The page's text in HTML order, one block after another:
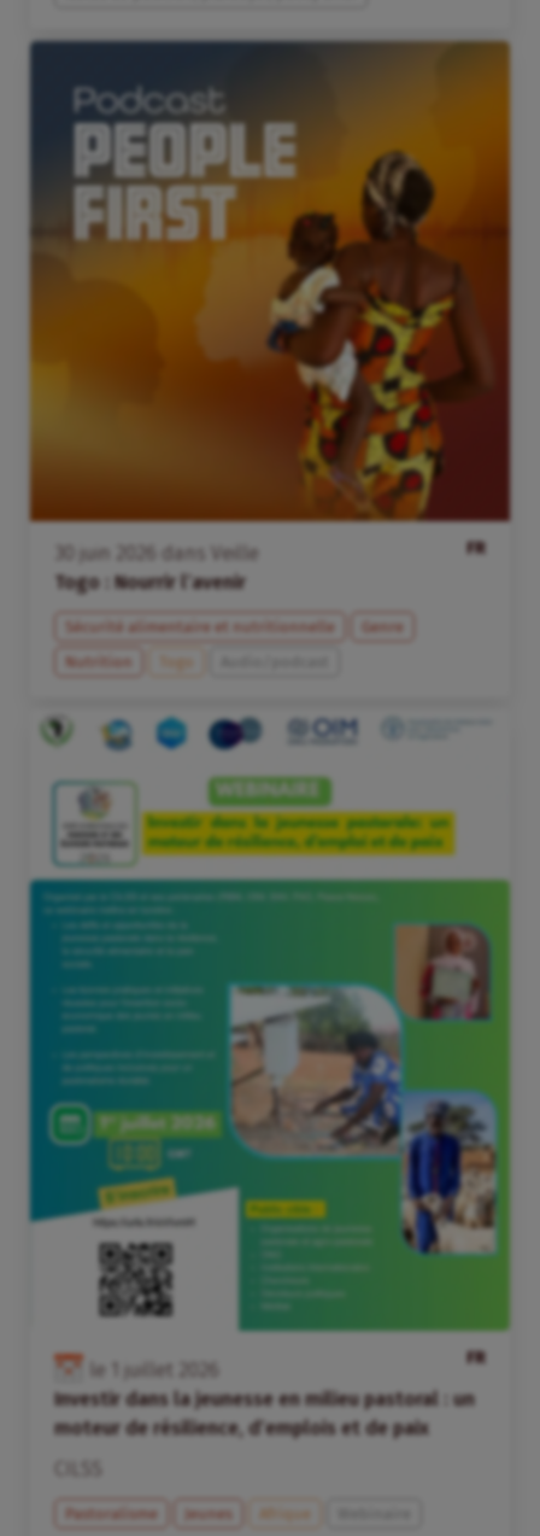
FR
juin dans
Veille
Togo : Nourrir l’avenir
Sécurité alimentaire et nutritionnelle
Genre
Nutrition
Togo
FR
le juillet
Investir dans la jeunesse en milieu pastoral : un
moteur de résilience, d’emplois et de paix
Pastoralisme Jeunes Afrique